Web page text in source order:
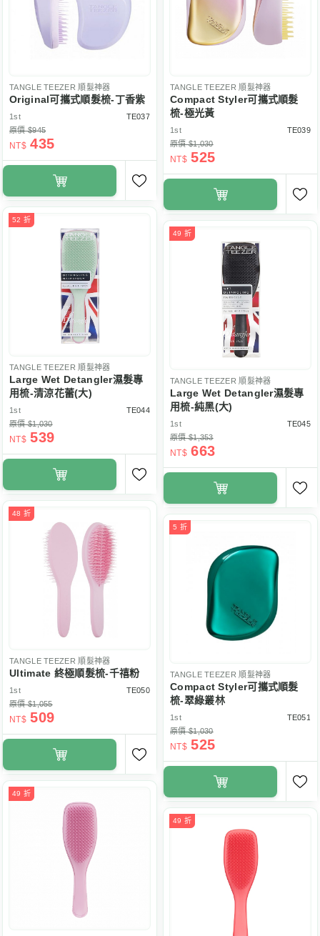
TANGLE TEEZER 順髮神器
Original可攜式順髮梳-丁香紫
1st
TE037
原價 $945
NT$ 435
TANGLE TEEZER 順髮神器
Compact Styler可攜式順髮
梳-極光黃
1st
TE039
原價 $1,030
NT$ 525
52 折
TANGLE TEEZER 順髮神器
Large Wet Detangler濕髮專
用梳-清涼花蕾(大)
1st
TE044
原價 $1,030
NT$ 539
49 折
TANGLE TEEZER 順髮神器
Large Wet Detangler濕髮專
用梳-純黑(大)
1st
TE045
原價 $1,353
NT$ 663
48 折
TANGLE TEEZER 順髮神器
Ultimate 終極順髮梳-千禧粉
1st
TE050
原價 $1,055
NT$ 509
5 折
TANGLE TEEZER 順髮神器
Compact Styler可攜式順髮
梳-翠綠叢林
1st
TE051
原價 $1,030
NT$ 525
49 折
49 折